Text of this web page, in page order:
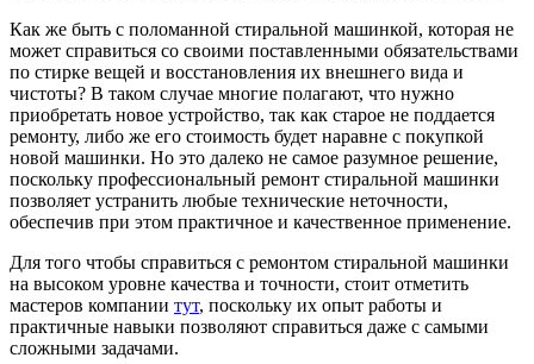
Как же быть с поломанной стиральной машинкой, которая не
может справиться со своими поставленными обязательствами
по стирке вещей и восстановления их внешнего вида и
чистоты? В таком случае многие полагают, что нужно
приобретать новое устройство, так как старое не поддается
ремонту, либо же его стоимость будет наравне с покупкой
новой машинки. Но это далеко не самое разумное решение,
поскольку профессиональный ремонт стиральной машинки
позволяет устранить любые технические неточности,
обеспечив при этом практичное и качественное применение.
Для того чтобы справиться с ремонтом стиральной машинки
на высоком уровне качества и точности, стоит отметить
мастеров компании тут, поскольку их опыт работы и
практичные навыки позволяют справиться даже с самыми
сложными задачами.